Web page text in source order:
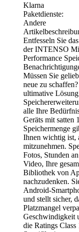
Klarna
Paketdienste:
Andere
Entfesseln Sie
der INTENSO
Performance
Müssen Sie
neue zu
ultimative
alle Ihre
Geräts mit satten
Speichermenge
Ihnen wichtig ist,
mitzunehmen.
Fotos, Stunden
Video, Ihre
Bibliothek von
nachzudenken.
Android-
und stellt sicher,
Platzmangel
Geschwindigkeit
die Ratings